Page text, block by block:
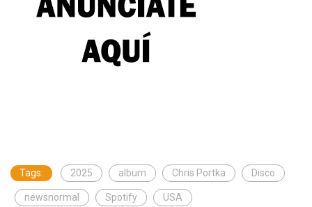
Tags: 2025 album Chris Portka Disco
newsnormal Spotify USA